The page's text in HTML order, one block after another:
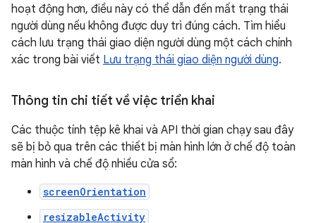
hoạt động hơn, điều này có thể dẫn đến mất trạng thái
người dùng nếu không được duy trì đúng cách. Tìm hiểu
cách lưu trạng thái giao diện người dùng một cách chính
xác trong bài viết Lưu trạng thái giao diện người dùng.
Thông tin chi tiết về việc triển khai
Các thuộc tính tệp kê khai và API thời gian chạy sau đây
sẽ bị bỏ qua trên các thiết bị màn hình lớn ở chế độ toàn
màn hình và chế độ nhiều cửa sổ:
screenOrientation
resizableActivity